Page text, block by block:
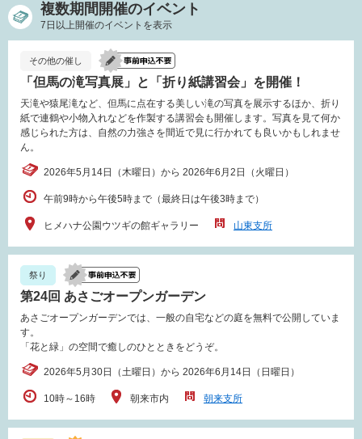
複数期間開催のイベント
7日以上開催のイベントを表示
その他の催し
「但馬の滝写真展」と「折り紙講習会」を開催！
天滝や猿尾滝など、但馬に点在する美しい滝の写真を展示するほか、折り
紙で連鶴や小物入れなどを作製する講習会も開催します。写真を見て何か
感じられた方は、自然の力強さを間近で見に行かれても良いかもしれませ
ん。
2026年5月14日（木曜日）から 2026年6月2日（火曜日）
午前9時から午後5時まで（最終日は午後3時まで）
ヒメハナ公園ウツギの館ギャラリー 山東支所
祭り
第24回 あさごオープンガーデン
あさごオープンガーデンでは、一般の自宅などの庭を無料で公開していま
す。
「花と緑」の空間で癒しのひとときをどうぞ。
2026年5月30日（土曜日）から 2026年6月14日（日曜日）
10時～16時 朝来市内 朝来支所